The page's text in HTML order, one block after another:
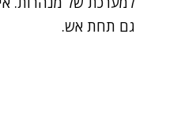
גם תחת אש.